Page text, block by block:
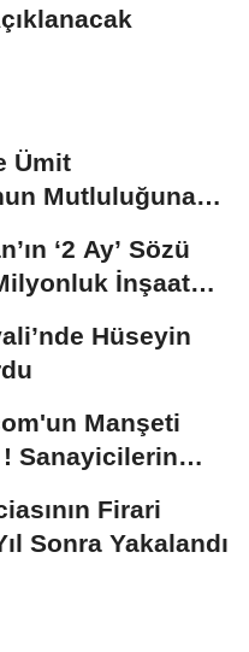
Ümit
Mutluluğuna
‘2 Ay’ Sözü
İnşaat
Hüseyin
Manşeti
Sanayicilerin
Firari
Sonra Yakalandı